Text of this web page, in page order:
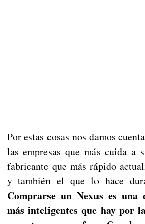
Por estas cosas nos damos
las empresas que más cuida a
fabricante que más rápido
y también el que lo hace
Comprarse un Nexus es una
más inteligentes que hay por